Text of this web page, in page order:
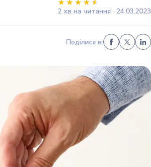
2 хв на читання · 24.03.2023
Поділися в: